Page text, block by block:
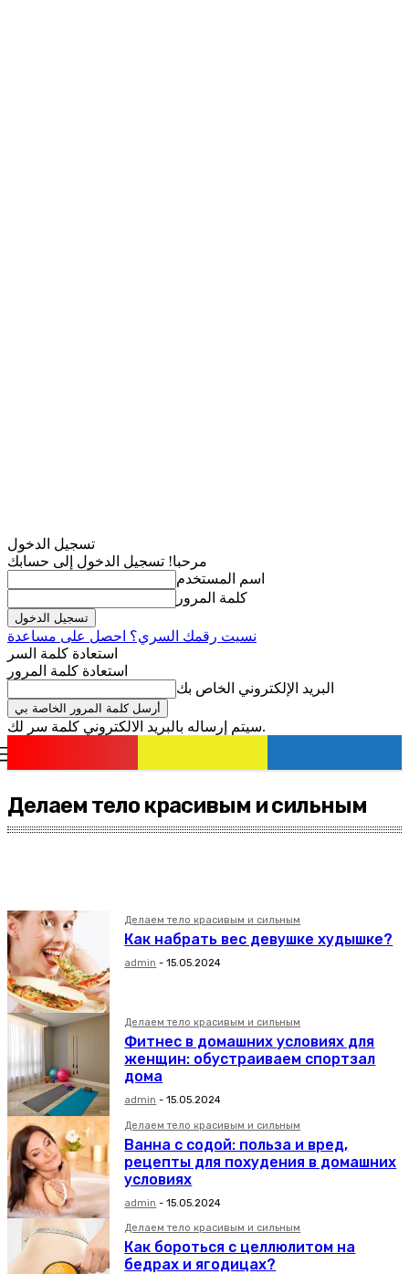
تسجيل الدخول
مرحبا! تسجيل الدخول إلى حسابك
اسم المستخدم
كلمة المرور
نسيت رقمك السري؟ احصل على مساعدة
استعادة كلمة السر
استعادة كلمة المرور
البريد الإلكتروني الخاص بك
سيتم إرساله بالبريد الالكتروني كلمة سر لك.
Делаем тело красивым и сильным
Делаем тело красивым и сильным
Как набрать вес девушке худышке?
admin - 15.05.2024
Делаем тело красивым и сильным
Фитнес в домашних условиях для
женщин: обустраиваем спортзал
дома
admin - 15.05.2024
Делаем тело красивым и сильным
Ванна с содой: польза и вред,
рецепты для похудения в домашних
условиях
admin - 15.05.2024
Делаем тело красивым и сильным
Как бороться с целлюлитом на
бедрах и ягодицах?